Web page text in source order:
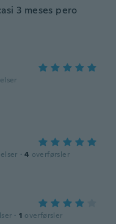
3 meses pero
· 4 overførsler
· 1 overførsler